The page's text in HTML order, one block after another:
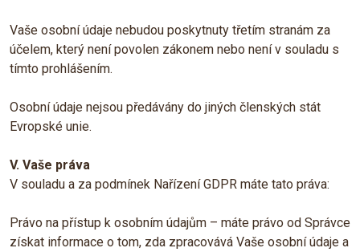
Vaše osobní údaje nebudou poskytnuty třetím stranám za
účelem, který není povolen zákonem nebo není v souladu s
tímto prohlášením.
Osobní údaje nejsou předávány do jiných členských stát
Evropské unie.
V. Vaše práva
V souladu a za podmínek Nařízení GDPR máte tato práva:
Právo na přístup k osobním údajům – máte právo od Správce
získat informace o tom, zda zpracovává Vaše osobní údaje a